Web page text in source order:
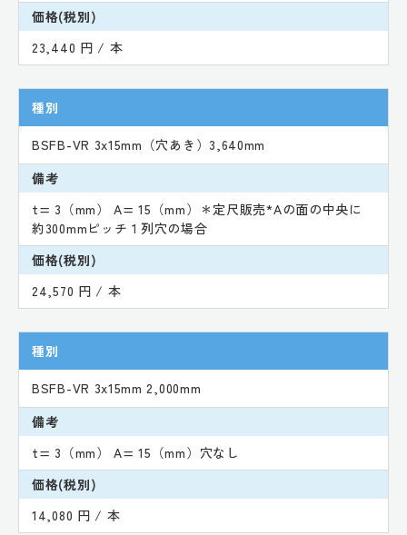
価格(税別)
23,440 円 / 本
種別
BSFB-VR 3x15mm（穴あき）3,640mm
備考
t= 3（mm） A= 15（mm）＊定尺販売*Aの面の中央に
約300mmピッチ１列穴の場合
価格(税別)
24,570 円 / 本
種別
BSFB-VR 3x15mm 2,000mm
備考
t= 3（mm） A= 15（mm）穴なし
価格(税別)
14,080 円 / 本